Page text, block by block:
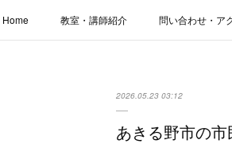
Home 教室・講師紹介 問い合わせ・ア
2026.05.23 03:12
あきる野市の